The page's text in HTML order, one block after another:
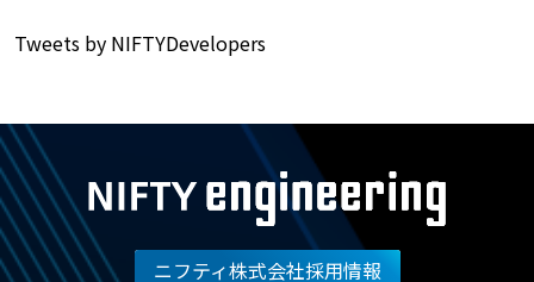
Tweets by NIFTYDevelopers
ニフティ株式会社採用情報